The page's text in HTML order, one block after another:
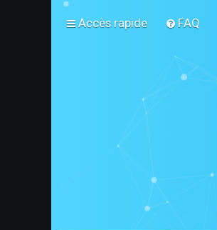
Accès rapide FAQ